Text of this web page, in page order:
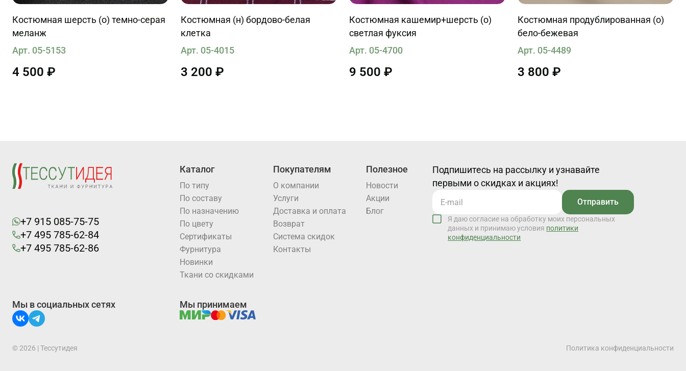
Костюмная шерсть (о) темно-серая
меланж
Арт. 05-5153
4 500 ₽
Костюмная (н) бордово-белая
клетка
Арт. 05-4015
3 200 ₽
Костюмная кашемир+шерсть (о)
светлая фуксия
Арт. 05-4700
9 500 ₽
Костюмная продублированная (о)
бело-бежевая
Арт. 05-4489
3 800 ₽
+7 915 085-75-75
+7 495 785-62-84
+7 495 785-62-86
Каталог
По типу
По составу
По назначению
По цвету
Cертификаты
Фурнитура
Новинки
Ткани со скидками
Покупателям
О компании
Услуги
Доставка и оплата
Возврат
Система скидок
Контакты
Полезное
Новости
Акции
Блог
Подпишитесь на рассылку и узнавайте
первыми о скидках и акциях!
Отправить
Я даю согласие на обработку моих персональных
данных и принимаю условия политики
конфиденциальности
Мы в социальных сетях Мы принимаем
© 2026 | Тессутидея Политика конфиденциальности